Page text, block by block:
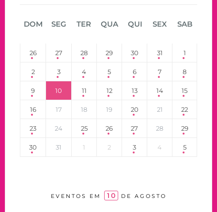
DOM SEG TER QUA QUI SEX SAB
26 27 28 29 30 31 1
2 3 4 5 6 7 8
9 10 11 12 13 14 15
16 17 18 19 20 21 22
23 24 25 26 27 28 29
30 31 1 2 3 4 5
EVENTOS EM 10 DE AGOSTO